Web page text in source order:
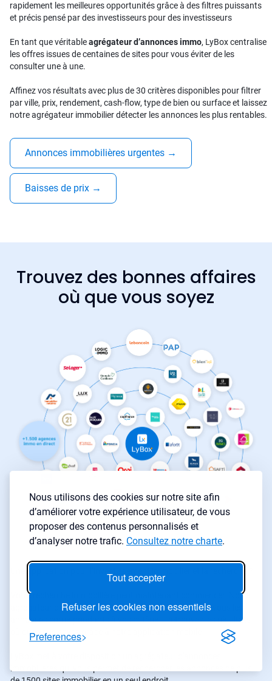
Nous utilisons des cookies sur notre site afin
d’améliorer votre expérience utilisateur, de vous
proposer des contenus personnalisés et
d’analyser notre trafic. Consultez notre charte.
Tout accepter
Refuser les cookies non essentiels
Preferences
rapidement les meilleures opportunités grâce à des filtres puissants
et précis pensé par des investisseurs pour des investisseurs
En tant que véritableagrégateur d’annonces immo, LyBox centralise
les offres issues de centaines de sites pour vous éviter de les
consulter une à une.
Affinez vos résultats avec plus de 30 critères disponibles pour filtrer
par ville, prix, rendement, cash-flow, type de bien ou surface et laissez
notre agrégateur immobilier détecter les annonces les plus rentables.
Annonces immobilières urgentes →
Baisses de prix →
Trouvez des bonnes affaires
où que vous soyez
Votre recherche immobilière peut maintenant commencer. Notre
agrégateur d’annonces immobilières sélectionne pour vous les
annonces correspondants à vos critères. Retrouvez les résultats
où que vous soyez grâce à notre application mobile